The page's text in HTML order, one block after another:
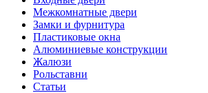
Межкомнатные двери
Замки и фурнитура
Пластиковые окна
Алюминиевые конструкции
Жалюзи
Рольставни
Статьи